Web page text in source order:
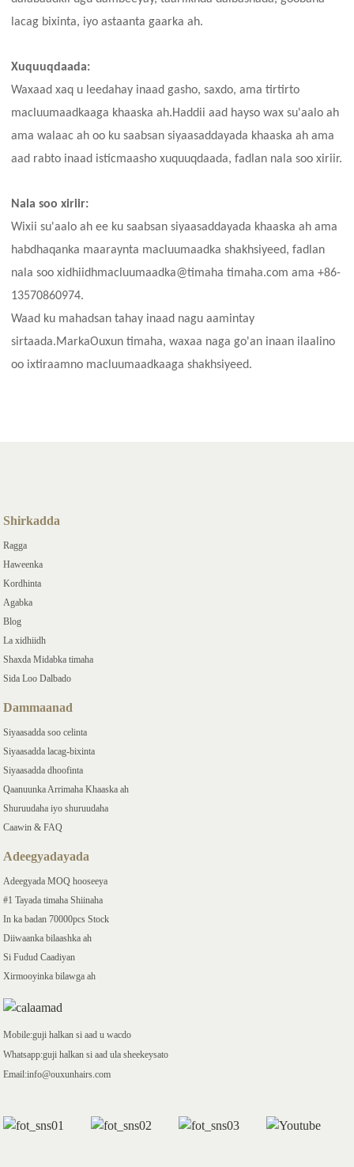
lacag bixinta, iyo astaanta gaarka ah.
Xuquuqdaada:
Waxaad xaq u leedahay inaad gasho, saxdo, ama tirtirto
macluumaadkaaga khaaska ah.Haddii aad hayso wax su'aalo ah
ama walaac ah oo ku saabsan siyaasaddayada khaaska ah ama
aad rabto inaad isticmaasho xuquuqdaada, fadlan nala soo xiriir.
Nala soo xiriir:
Wixii su'aalo ah ee ku saabsan siyaasaddayada khaaska ah ama
habdhaqanka maaraynta macluumaadka shakhsiyeed, fadlan
nala soo xidhiidhmacluumaadka@timaha timaha.com ama +86-
13570860974.
Waad ku mahadsan tahay inaad nagu aamintay
sirtaada.MarkaOuxun timaha, waxaa naga go'an inaan ilaalino
oo ixtiraamno macluumaadkaaga shakhsiyeed.
Shirkadda
Ragga
Haweenka
Kordhinta
Agabka
Blog
La xidhiidh
Shaxda Midabka timaha
Sida Loo Dalbado
Dammaanad
Siyaasadda soo celinta
Siyaasadda lacag-bixinta
Siyaasadda dhoofinta
Qaanuunka Arrimaha Khaaska ah
Shuruudaha iyo shuruudaha
Caawin & FAQ
Adeegyadayada
Adeegyada MOQ hooseeya
#1 Tayada timaha Shiinaha
In ka badan 70000pcs Stock
Diiwaanka bilaashka ah
Si Fudud Caadiyan
Xirmooyinka bilawga ah
Mobile:guji halkan si aad u wacdo
Whatsapp:guji halkan si aad ula sheekeysato
Email:info@ouxunhairs.com